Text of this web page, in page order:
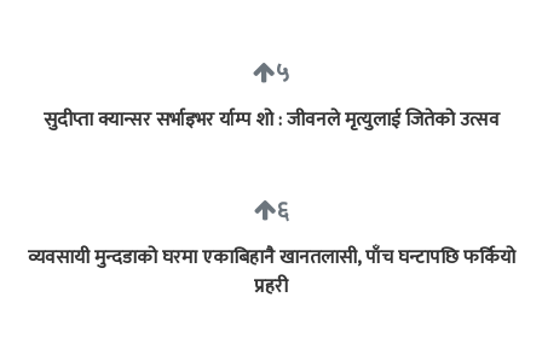
५
सुदीप्ता क्यान्सर सर्भाइभर र्याम्प शो : जीवनले मृत्युलाई जितेको उत्सव
६
व्यवसायी मुन्दडाको घरमा एकाबिहानै खानतलासी, पाँच घन्टापछि फर्कियो
प्रहरी